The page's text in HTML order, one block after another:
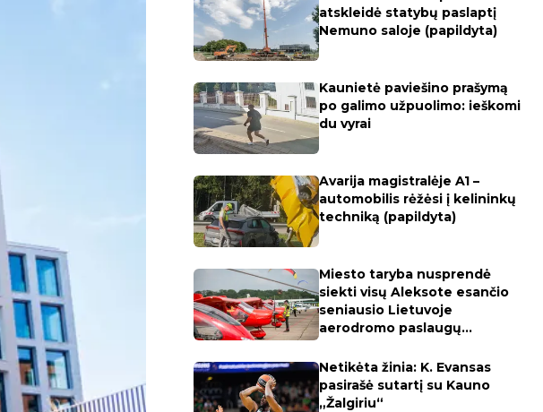
atskleidė statybų paslaptį
Nemuno saloje (papildyta)
Kaunietė paviešino prašymą
po galimo užpuolimo: ieškomi
du vyrai
Avarija magistralėje A1 –
automobilis rėžėsi į kelininkų
techniką (papildyta)
Miesto taryba nusprendė
siekti visų Aleksote esančio
seniausio Lietuvoje
aerodromo paslaugų
Netikėta žinia: K. Evansas
pasirašė sutartį su Kauno
„Žalgiriu“